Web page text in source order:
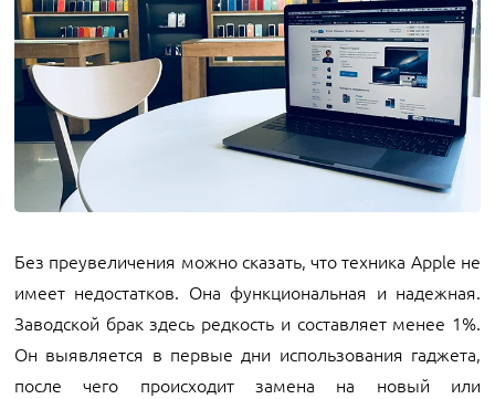
Без преувеличения можно сказать, что техника Apple не
имеет недостатков. Она функциональная и надежная.
Заводской брак здесь редкость и составляет менее 1%.
Он выявляется в первые дни использования гаджета,
после чего происходит замена на новый или